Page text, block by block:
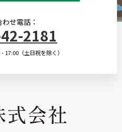
せ電話：
2181
17:00（土日祝を除く）